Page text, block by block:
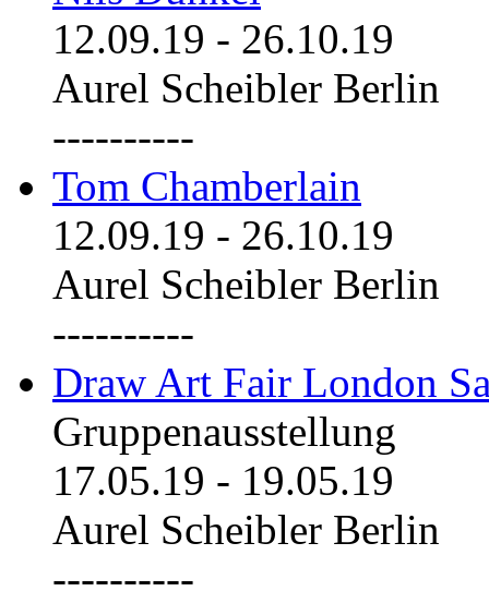
12.09.19 - 26.10.19
Aurel Scheibler Berlin
----------
Tom Chamberlain
12.09.19 - 26.10.19
Aurel Scheibler Berlin
----------
Draw Art Fair London
Gruppenausstellung
17.05.19 - 19.05.19
Aurel Scheibler Berlin
----------